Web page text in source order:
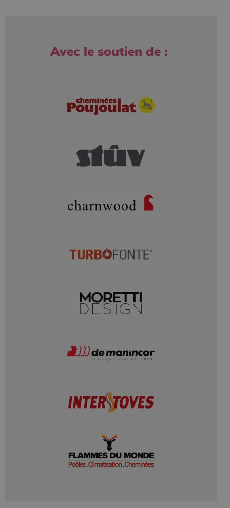
Avec le soutien de :